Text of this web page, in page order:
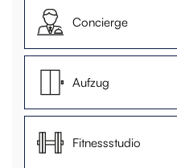
Concierge
Aufzug
Fitnessstudio